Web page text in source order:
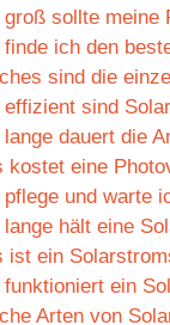
groß sollte meine
ich den
sind die
effizient sind
dauert die
kostet eine
und warte
hält eine
ist ein
funktioniert ein
Arten von